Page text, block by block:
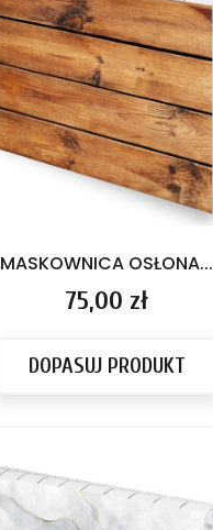
MASKOWNICA OSŁONA...
Cena
75,00 zł
DOPASUJ PRODUKT